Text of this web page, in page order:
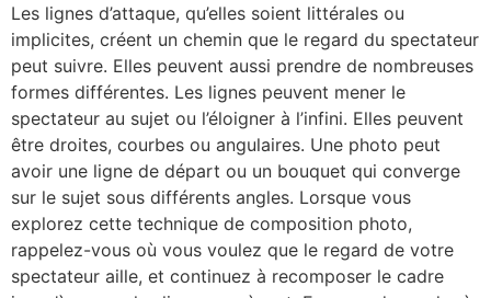
Les lignes d’attaque, qu’elles soient littérales ou
implicites, créent un chemin que le regard du spectateur
peut suivre. Elles peuvent aussi prendre de nombreuses
formes différentes. Les lignes peuvent mener le
spectateur au sujet ou l’éloigner à l’infini. Elles peuvent
être droites, courbes ou angulaires. Une photo peut
avoir une ligne de départ ou un bouquet qui converge
sur le sujet sous différents angles. Lorsque vous
explorez cette technique de composition photo,
rappelez-vous où vous voulez que le regard de votre
spectateur aille, et continuez à recomposer le cadre